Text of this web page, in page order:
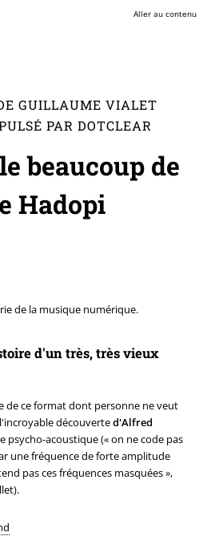
Aller au contenu
GUILLAUME VIALET
PAR DOTCLEAR
beaucoup de
Hadopi
de la musique numérique.
d'un très, très vieux
de ce format dont personne ne veut
découverted'Alfred
psycho-acoustique (« on ne code pas
une fréquence de forte amplitude
pas ces fréquences masquées »,